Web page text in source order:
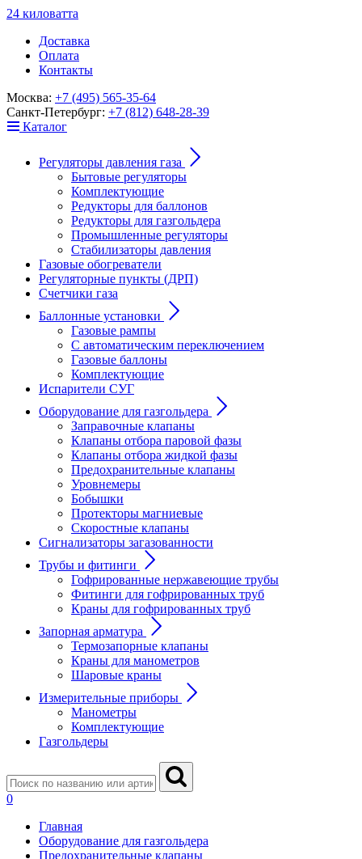
24 киловатта
Доставка
Оплата
Контакты
Москва: +7 (495) 565-35-64
Санкт-Петербург: +7 (812) 648-28-39
Каталог
Регуляторы давления газа
Бытовые регуляторы
Комплектующие
Редукторы для баллонов
Редукторы для газгольдера
Промышленные регуляторы
Стабилизаторы давления
Газовые обогреватели
Регуляторные пункты (ДРП)
Счетчики газа
Баллонные установки
Газовые рампы
С автоматическим переключением
Газовые баллоны
Комплектующие
Испарители СУГ
Оборудование для газгольдера
Заправочные клапаны
Клапаны отбора паровой фазы
Клапаны отбора жидкой фазы
Предохранительные клапаны
Уровнемеры
Бобышки
Протекторы магниевые
Скоростные клапаны
Сигнализаторы загазованности
Трубы и фитинги
Гофрированные нержавеющие трубы
Фитинги для гофрированных труб
Краны для гофрированных труб
Запорная арматура
Термозапорные клапаны
Краны для манометров
Шаровые краны
Измерительные приборы
Манометры
Комплектующие
Газгольдеры
0
Главная
Оборудование для газгольдера
Предохранительные клапаны